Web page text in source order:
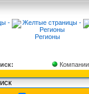
Регионы
Компании